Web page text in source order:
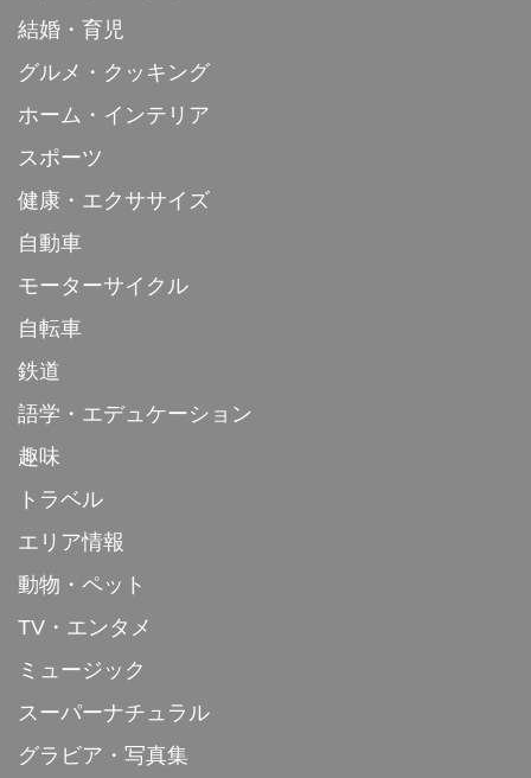
結婚・育児
グルメ・クッキング
ホーム・インテリア
スポーツ
健康・エクササイズ
自動車
モーターサイクル
自転車
鉄道
語学・エデュケーション
趣味
トラベル
エリア情報
動物・ペット
TV・エンタメ
ミュージック
スーパーナチュラル
グラビア・写真集